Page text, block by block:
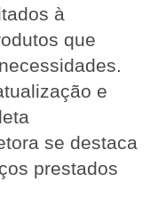
à
que
e
se destaca
prestados